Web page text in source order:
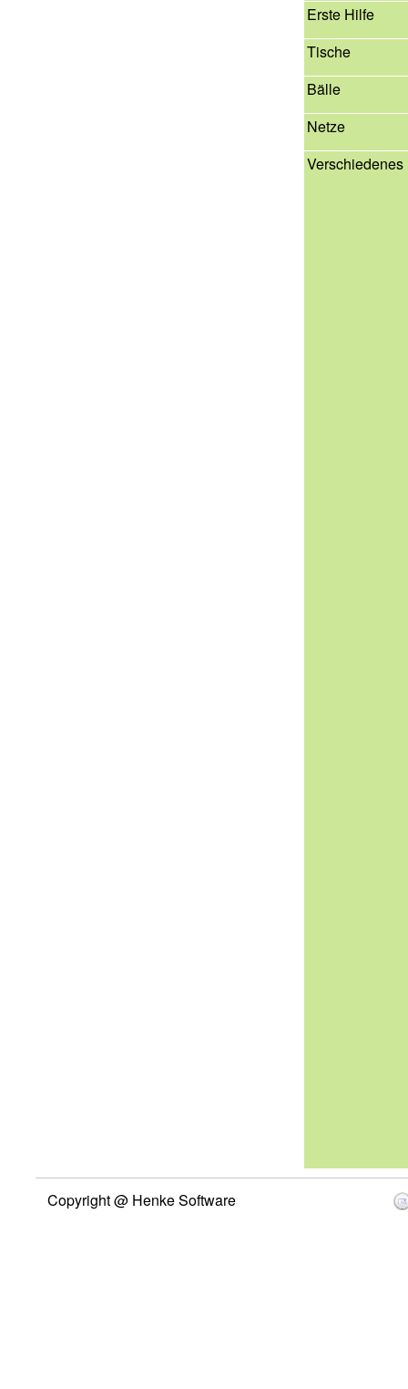
Erste Hilfe
Tische
Bälle
Netze
Verschiedenes
Copyright @ Henke Software